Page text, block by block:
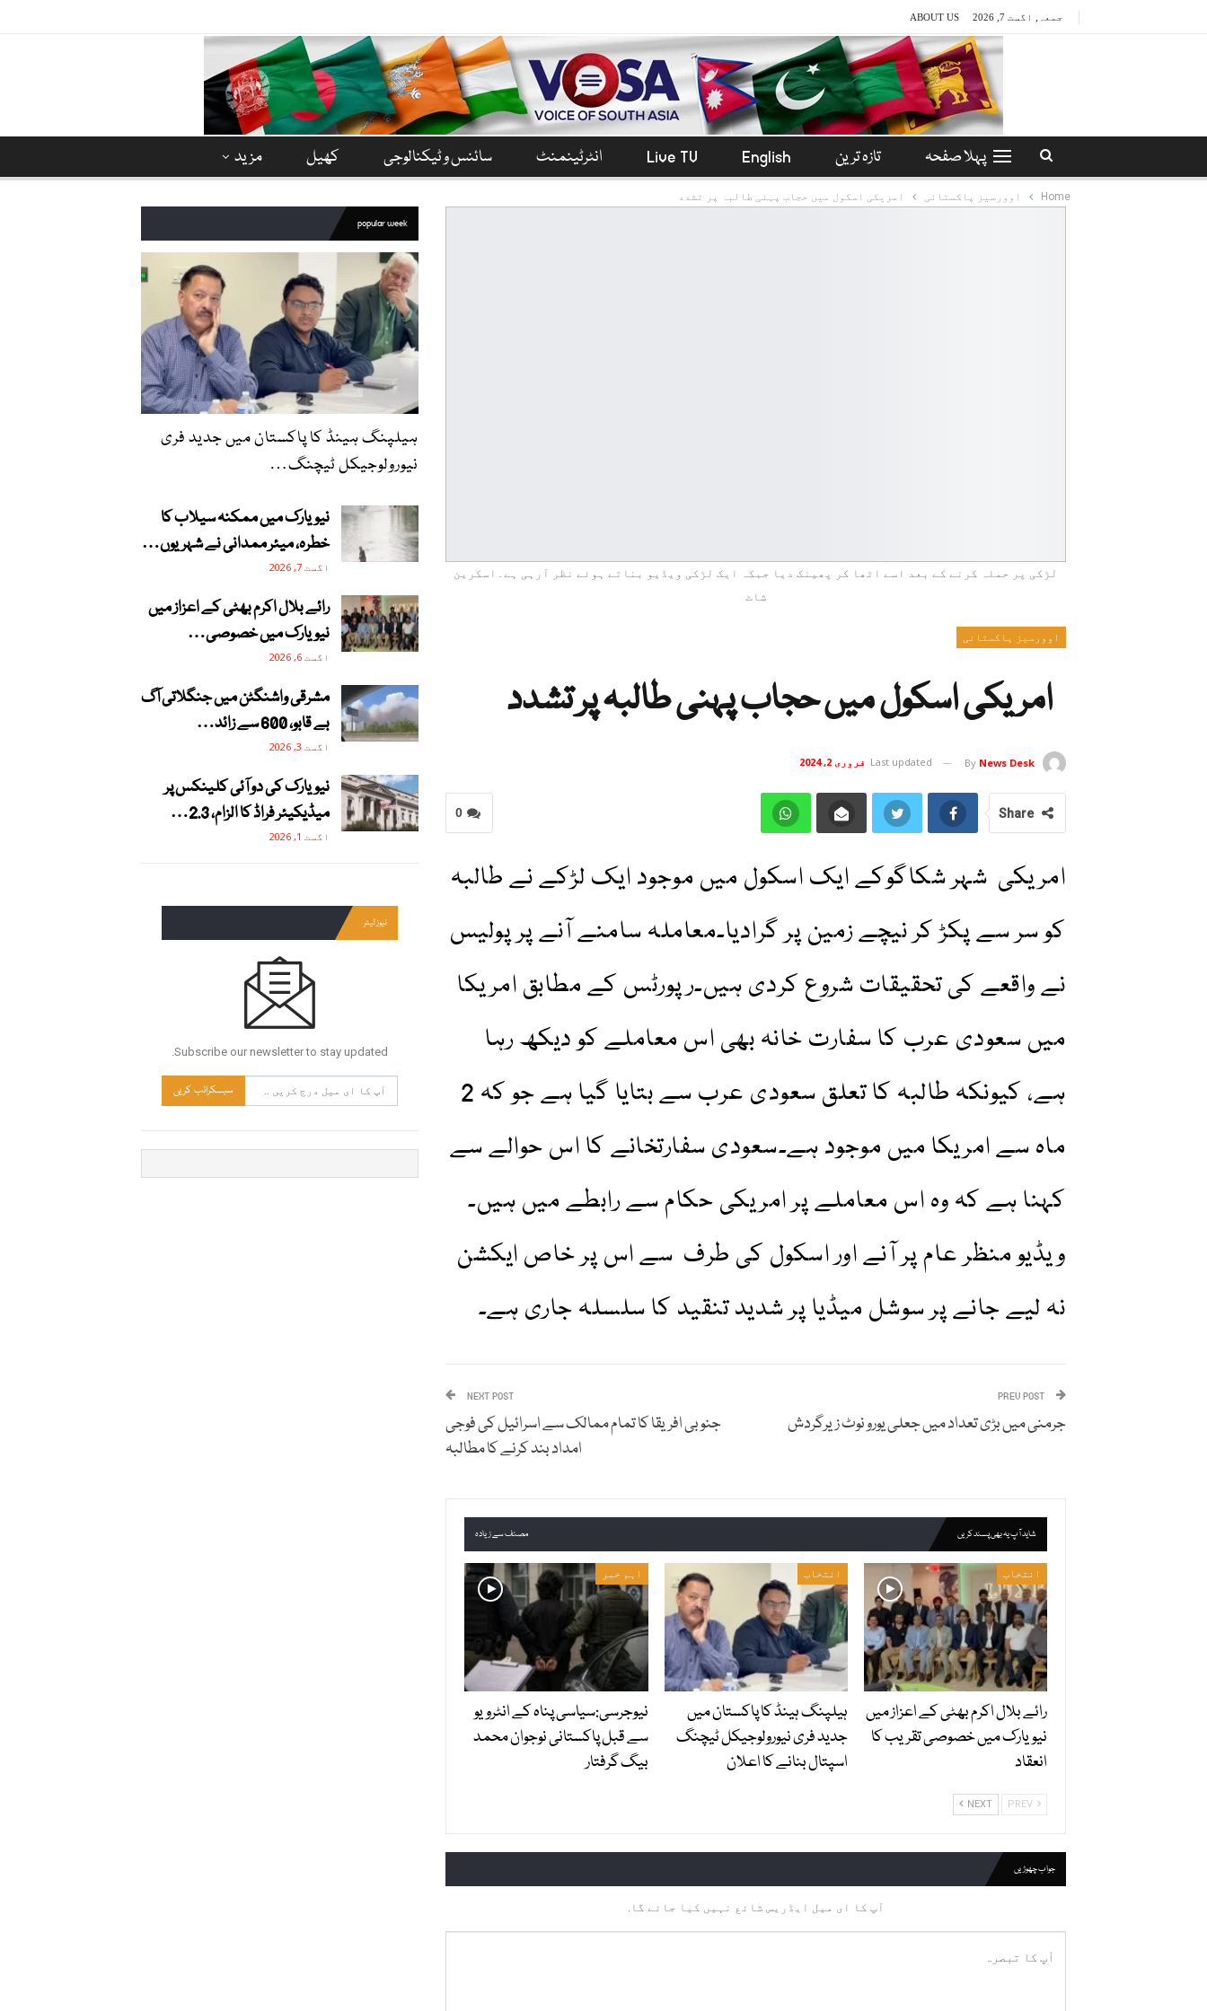
جمعہ, اگست 7, 2026 ABOUT US
پہلا صفحہ تازہ ترین English
Live TV انٹرٹینمنٹ سائنس و ٹیکنالوجی کھیل مزید
Home اوورسیز پاکستانی امریکی اسکول میں حجاب پہنی طالبہ پر تشدد
لڑکی پر حملہ کرنے کے بعد اسے اٹھا کر پھینک دیا جبکہ ایک لڑکی ویڈیو بناتے ہوئے نظر آرہی ہے۔اسکرین
شاٹ
اوورسیز پاکستانی
امریکی اسکول میں حجاب پہنی طالبہ پر تشدد
By News Desk
Last updated فروری 2, 2024
0 Share
امریکی شہر شکاگوکے ایک اسکول میں موجود ایک لڑکے نے طالبہ
کو سر سے پکڑ کر نیچے زمین پر گرادیا۔معاملہ سامنے آنے پر پولیس
نے واقعے کی تحقیقات شروع کردی ہیں۔رپورٹس کے مطابق امریکا
میں سعودی عرب کا سفارت خانہ بھی اس معاملے کو دیکھ رہا
ہے، کیونکہ طالبہ کا تعلق سعودی عرب سے بتایا گیا ہے جو کہ 2
ماہ سے امریکا میں موجود ہے۔سعودی سفارتخانے کا اس حوالے سے
کہنا ہے کہ وہ اس معاملے پر امریکی حکام سے رابطے میں ہیں۔
ویڈیو منظر عام پر آنے اور اسکول کی طرف سے اس پر خاص ایکشن
نہ لیے جانے پر سوشل میڈیا پر شدید تنقید کا سلسلہ جاری ہے۔
جرمنی میں بڑی تعداد میں جعلی یورو نوٹ زیرگردش
NEXT POST
جنوبی افریقا کا تمام ممالک سے اسرائیل کی فوجی
امداد بند کرنے کا مطالبہ
شاید آپ یہ بھی پسند کریں مصنف سے زیادہ
انتخاب
رائے بلال اکرم بھٹی کے اعزاز میں
نیویارک میں خصوصی تقریب کا
انعقاد
انتخاب
ہیلپنگ ہینڈ کا پاکستان میں
جدید فری نیورولوجیکل ٹیچنگ
اسپتال بنانے کا اعلان
اہم خبر
نیوجرسی:سیاسی پناہ کے انٹرویو
سے قبل پاکستانی نوجوان محمد
بیگ گرفتار
NEXT
جواب چھوڑیں
آپ کا ای میل ایڈریس شائع نہیں کیا جائے گا.
popular week
ہیلپنگ ہینڈ کا پاکستان میں جدید فری
نیورولوجیکل ٹیچنگ…
نیویارک میں ممکنہ سیلاب کا
خطرہ، میئر ممدانی نے شہریوں…
اگست 7, 2026
رائے بلال اکرم بھٹی کے اعزاز میں
نیویارک میں خصوصی…
اگست 6, 2026
مشرقی واشنگٹن میں جنگلاتی آگ
بے قابو، 600 سے زائد…
اگست 3, 2026
نیویارک کی دو آئی کلینکس پر
میڈیکیئر فراڈ کا الزام، 2.3…
اگست 1, 2026
نیوز لیٹر
Subscribe our newsletter to stay updated.
سبسکرائب کریں